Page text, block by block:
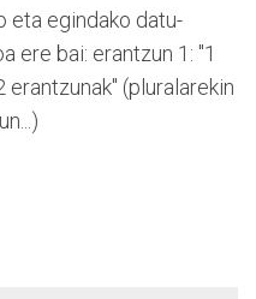
eta egindako datu-
ere bai: erantzun 1: "1
erantzunak" (pluralarekin